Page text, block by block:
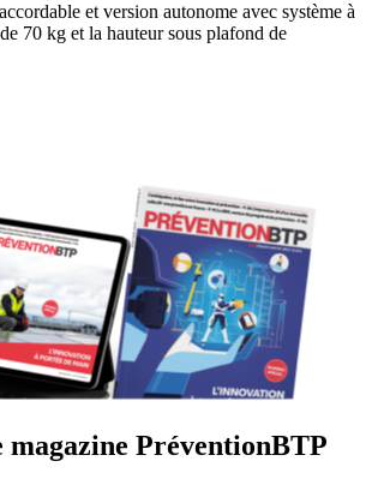
et version autonome avec système à
70 kg et la hauteur sous plafond de
magazine PréventionBTP